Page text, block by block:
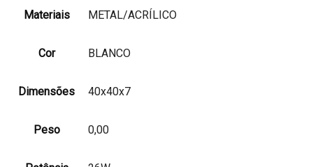
Materiais METAL/ACRÍLICO
Cor BLANCO
Dimensões 40x40x7
Peso 0,00